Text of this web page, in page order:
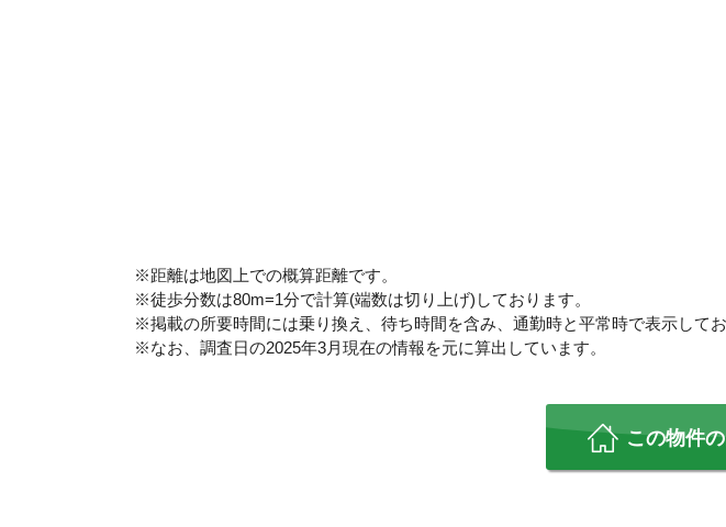
※距離は地図上での概算距離です。
※徒歩分数は80m=1分で計算(端数は切り上げ)しております。
※掲載の所要時間には乗り換え、待ち時間を含み、通勤時と平常時で表示してお
※なお、調査日の2025年3月現在の情報を元に算出しています。
この物件